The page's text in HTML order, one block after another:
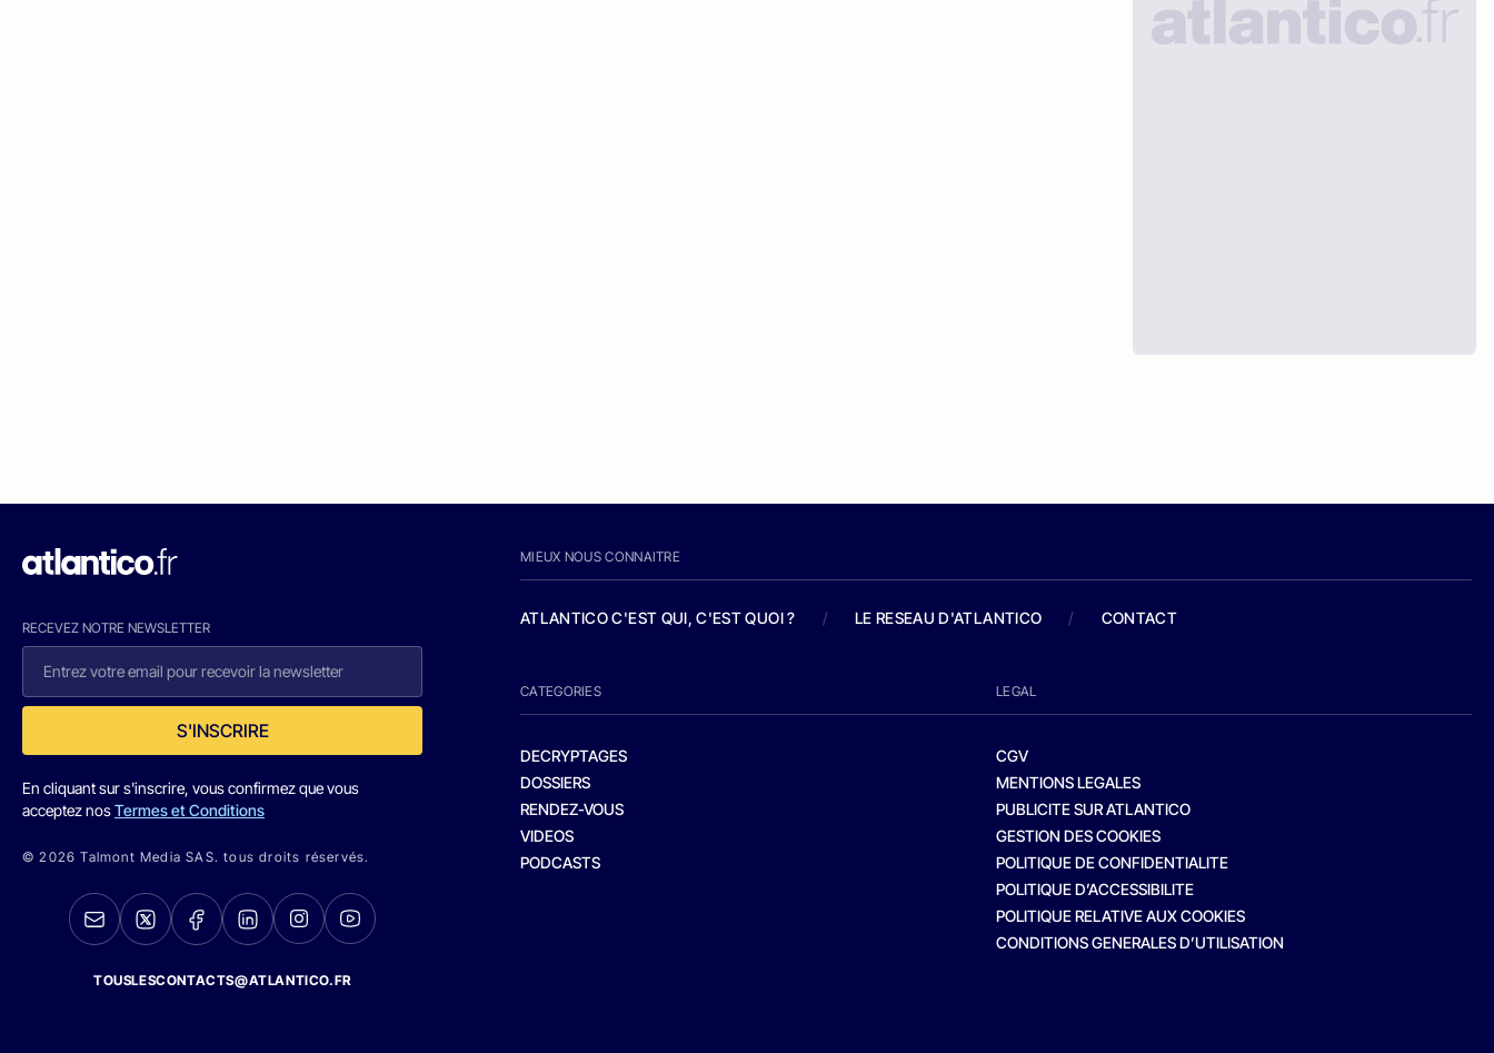
RECEVEZ NOTRE NEWSLETTER
S'INSCRIRE
En cliquant sur s'inscrire, vous confirmez que vous
acceptez nosTermes et Conditions
© 2026 Talmont Media SAS. tous droits réservés.
TOUSLESCONTACTS@ATLANTICO.FR
MIEUX NOUS CONNAITRE
ATLANTICO C'EST QUI, C'EST QUOI ? / LE RESEAU D'ATLANTICO / CONTACT
CATEGORIES
DECRYPTAGES
DOSSIERS
RENDEZ-VOUS
VIDEOS
PODCASTS
LEGAL
CGV
MENTIONS LEGALES
PUBLICITE SUR ATLANTICO
GESTION DES COOKIES
POLITIQUE DE CONFIDENTIALITE
POLITIQUE D’ACCESSIBILITE
POLITIQUE RELATIVE AUX COOKIES
CONDITIONS GENERALES D’UTILISATION